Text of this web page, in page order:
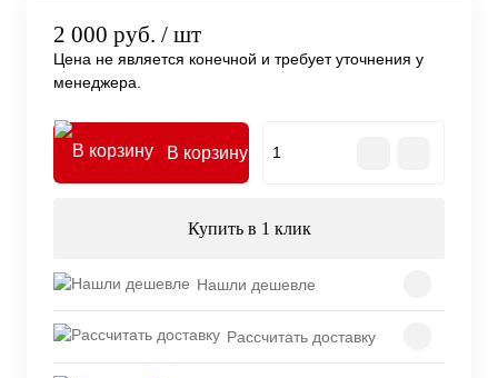
2 000 руб. / шт
Цена не является конечной и требует уточнения у
менеджера.
В корзину
Купить в 1 клик
Нашли дешевле
Рассчитать доставку